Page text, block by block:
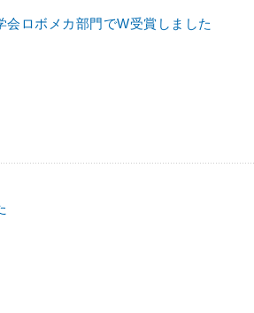
ロボメカ部門でW受賞しました